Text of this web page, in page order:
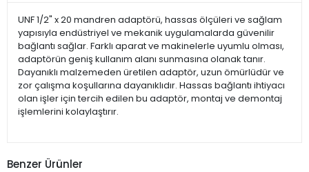
UNF 1/2" x 20 mandren adaptörü, hassas ölçüleri ve sağlam
yapısıyla endüstriyel ve mekanik uygulamalarda güvenilir
bağlantı sağlar. Farklı aparat ve makinelerle uyumlu olması,
adaptörün geniş kullanım alanı sunmasına olanak tanır.
Dayanıklı malzemeden üretilen adaptör, uzun ömürlüdür ve
zor çalışma koşullarına dayanıklıdır. Hassas bağlantı ihtiyacı
olan işler için tercih edilen bu adaptör, montaj ve demontaj
işlemlerini kolaylaştırır.
Benzer Ürünler